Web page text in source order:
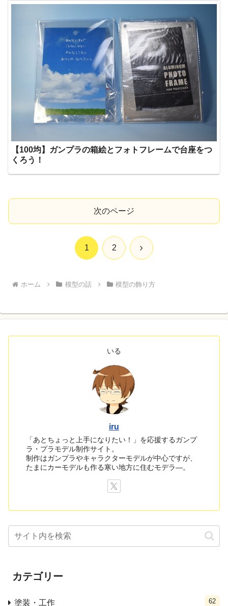
【100均】ガンプラの箱絵とフォトフレームで台座をつ
くろう！
次のページ
1 2 次
ホーム 模型の話 模型の飾り方
いる
iru
「あとちょっと上手になりたい！」を応援するガンプ
ラ・プラモデル制作サイト。
制作はガンプラやキャラクターモデルが中心ですが、
たまにカーモデルも作る寒い地方に住むモデラ―。
カテゴリー
塗装・工作 62